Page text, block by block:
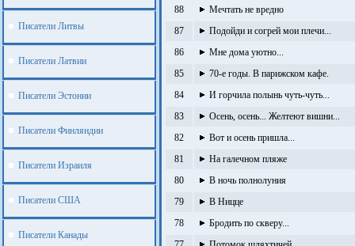
Писатели Литвы
Писатели Латвии
Писатели Эстонии
Писатели Финляндии
Писатели Израиля
Писатели США
Писатели Канады
88
Мечтать не вредно
87
Подойди и согрей мои плечи...
86
Мне дома уютно...
85
70-е годы. В парижском кафе.
84
И горчила полынь чуть-чуть...
83
Осень, осень... Желтеют вишни...
82
Вот и осень пришла...
81
На галечном пляже
80
В ночь полнолуния
79
В Ницце
78
Бродить по скверу...